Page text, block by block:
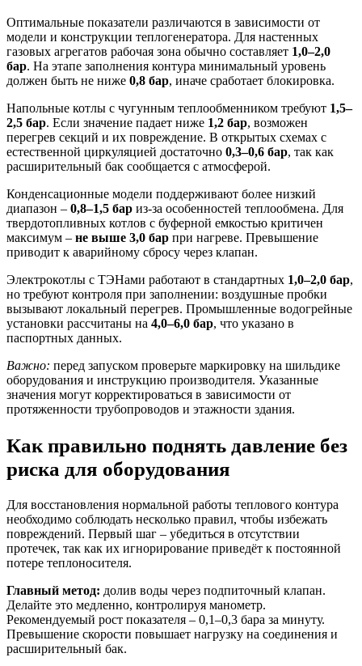
Оптимальные показатели различаются в зависимости от
модели и конструкции теплогенератора. Для настенных
газовых агрегатов рабочая зона обычно составляет 1,0–2,0
бар. На этапе заполнения контура минимальный уровень
должен быть не ниже 0,8 бар, иначе сработает блокировка.
Напольные котлы с чугунным теплообменником требуют 1,5–
2,5 бар. Если значение падает ниже 1,2 бар, возможен
перегрев секций и их повреждение. В открытых схемах с
естественной циркуляцией достаточно 0,3–0,6 бар, так как
расширительный бак сообщается с атмосферой.
Конденсационные модели поддерживают более низкий
диапазон – 0,8–1,5 бар из-за особенностей теплообмена. Для
твердотопливных котлов с буферной емкостью критичен
максимум – не выше 3,0 бар при нагреве. Превышение
приводит к аварийному сбросу через клапан.
Электрокотлы с ТЭНами работают в стандартных 1,0–2,0 бар,
но требуют контроля при заполнении: воздушные пробки
вызывают локальный перегрев. Промышленные водогрейные
установки рассчитаны на 4,0–6,0 бар, что указано в
паспортных данных.
Важно: перед запуском проверьте маркировку на шильдике
оборудования и инструкцию производителя. Указанные
значения могут корректироваться в зависимости от
протяженности трубопроводов и этажности здания.
Как правильно поднять давление без
риска для оборудования
Для восстановления нормальной работы теплового контура
необходимо соблюдать несколько правил, чтобы избежать
повреждений. Первый шаг – убедиться в отсутствии
протечек, так как их игнорирование приведёт к постоянной
потере теплоносителя.
Главный метод: долив воды через подпиточный клапан.
Делайте это медленно, контролируя манометр.
Рекомендуемый рост показателя – 0,1–0,3 бара за минуту.
Превышение скорости повышает нагрузку на соединения и
расширительный бак.